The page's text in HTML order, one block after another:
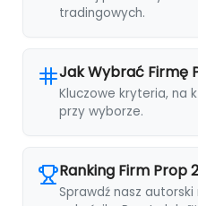
tradingowych.
Jak Wybrać Firmę
Kluczowe kryteria, na
przy wyborze.
Ranking Firm Prop
Sprawdź nasz